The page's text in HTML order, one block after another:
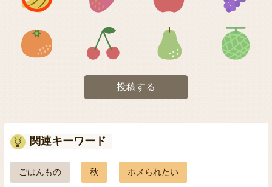
アイコン5 アイコン6 アイコン7
投稿する
関連キーワード
ごはんもの 秋 ホメられたい